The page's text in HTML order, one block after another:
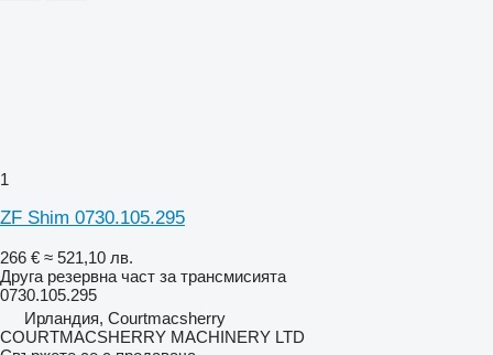
1
ZF Shim 0730.105.295
266 € ≈ 521,10 лв.
Друга резервна част за трансмисията
0730.105.295
Ирландия, Courtmacsherry
COURTMACSHERRY MACHINERY LTD